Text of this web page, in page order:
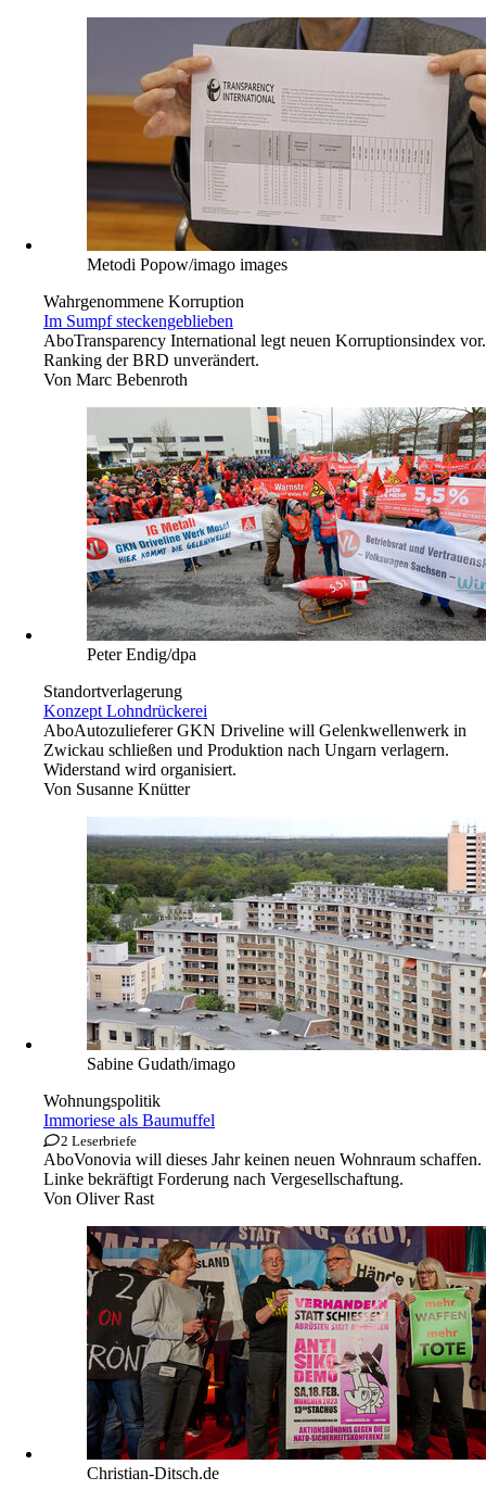
Metodi Popow/imago images
Wahrgenommene Korruption
Im Sumpf steckengeblieben
AboTransparency International legt neuen Korruptionsindex vor.
Ranking der BRD unverändert.
Von Marc Bebenroth
Peter Endig/dpa
Standortverlagerung
Konzept Lohndrückerei
AboAutozulieferer GKN Driveline will Gelenkwellenwerk in
Zwickau schließen und Produktion nach Ungarn verlagern.
Widerstand wird organisiert.
Von Susanne Knütter
Sabine Gudath/imago
Wohnungspolitik
Immoriese als Baumuffel
2 Leserbriefe
AboVonovia will dieses Jahr keinen neuen Wohnraum schaffen.
Linke bekräftigt Forderung nach Vergesellschaftung.
Von Oliver Rast
Christian-Ditsch.de